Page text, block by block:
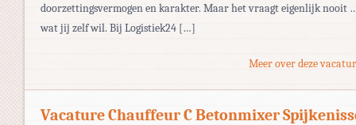
doorzettingsvermogen en karakter. Maar het vraagt eigenlijk nooit
wat jij zelf wil. Bij Logistiek24 […]
Meer over deze
Vacature Chauffeur C Betonmixer